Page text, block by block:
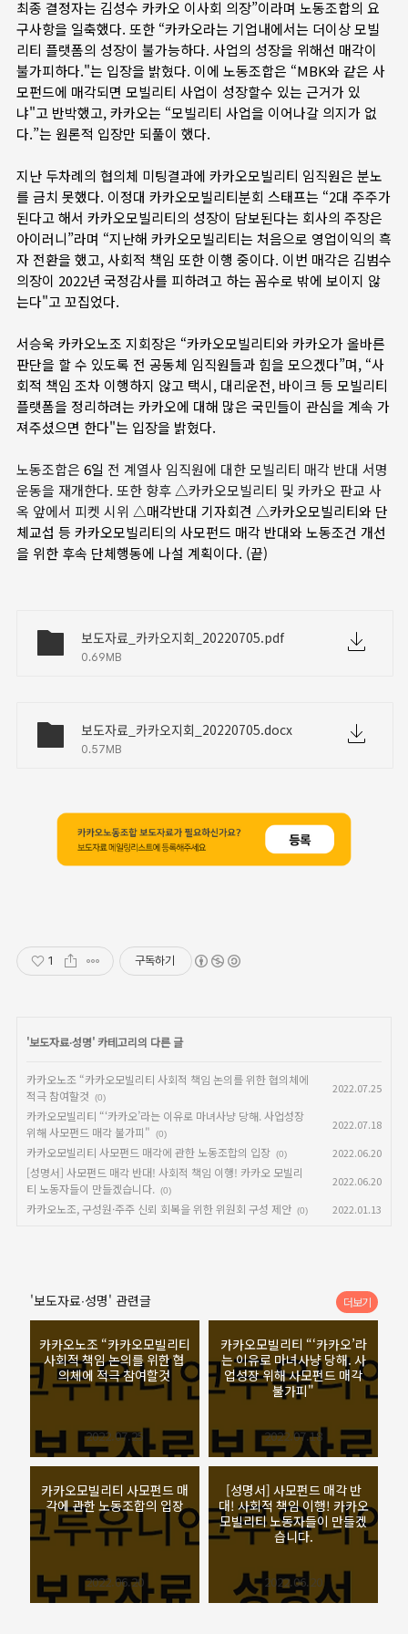
최종 결정자는 김성수 카카오 이사회 의장”이라며 노동조합의 요
구사항을 일축했다. 또한 “카카오라는 기업내에서는 더이상 모빌
리티 플랫폼의 성장이 불가능하다. 사업의 성장을 위해선 매각이
불가피하다."는 입장을 밝혔다. 이에 노동조합은 “MBK와 같은 사
모펀드에 매각되면 모빌리티 사업이 성장할수 있는 근거가 있
냐"고 반박했고, 카카오는 “모빌리티 사업을 이어나갈 의지가 없
다.”는 원론적 입장만 되풀이 했다.
지난 두차례의 협의체 미팅결과에 카카오모빌리티 임직원은 분노
를 금치 못했다. 이정대 카카오모빌리티분회 스태프는 “2대 주주가
된다고 해서 카카오모빌리티의 성장이 담보된다는 회사의 주장은
아이러니”라며 “지난해 카카오모빌리티는 처음으로 영업이익의 흑
자 전환을 했고, 사회적 책임 또한 이행 중이다. 이번 매각은 김범수
의장이 2022년 국정감사를 피하려고 하는 꼼수로 밖에 보이지 않
는다"고 꼬집었다.
서승욱 카카오노조 지회장은 “카카오모빌리티와 카카오가 올바른
판단을 할 수 있도록 전 공동체 임직원들과 힘을 모으겠다”며, “사
회적 책임 조차 이행하지 않고 택시, 대리운전, 바이크 등 모빌리티
플랫폼을 정리하려는 카카오에 대해 많은 국민들이 관심을 계속 가
져주셨으면 한다"는 입장을 밝혔다.
노동조합은 6일 전 계열사 임직원에 대한 모빌리티 매각 반대 서명
운동을 재개한다. 또한 향후 △카카오모빌리티 및 카카오 판교 사
옥 앞에서 피켓 시위 △매각반대 기자회견 △카카오모빌리티와 단
체교섭 등 카카오모빌리티의 사모펀드 매각 반대와 노동조건 개선
을 위한 후속 단체행동에 나설 계획이다. (끝)
보도자료_카카오지회_20220705.pdf
0.69MB
보도자료_카카오지회_20220705.docx
0.57MB
1 구독하기
'보도자료∙성명' 카테고리의 다른 글
카카오노조 “카카오모빌리티 사회적 책임 논의를 위한 협의체에
적극 참여할것
(0)
2022.07.25
카카오모빌리티 “‘카카오’라는 이유로 마녀사냥 당해. 사업성장
위해 사모펀드 매각 불가피"
(0)
2022.07.18
카카오모빌리티 사모펀드 매각에 관한 노동조합의 입장 (0) 2022.06.20
[성명서] 사모펀드 매각 반대! 사회적 책임 이행! 카카오 모빌리
티 노동자들이 만들겠습니다.
(0)
2022.06.20
카카오노조, 구성원·주주 신뢰 회복을 위한 위원회 구성 제안 (0) 2022.01.13
'보도자료∙성명' 관련글
카카오노조 “카카오모빌리티
사회적 책임 논의를 위한 협
의체에 적극 참여할것
2022.07.25
카카오모빌리티 “‘카카오’라
는 이유로 마녀사냥 당해. 사
업성장 위해 사모펀드 매각
불가피"
2022.07.18
카카오모빌리티 사모펀드 매
각에 관한 노동조합의 입장
2022.06.20
[성명서] 사모펀드 매각 반
대! 사회적 책임 이행! 카카오
모빌리티 노동자들이 만들겠
습니다.
2022.06.20
더보기